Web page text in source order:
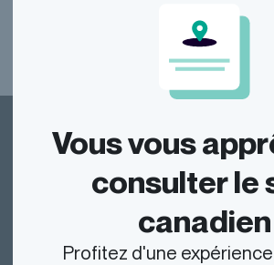
Dragonfly Shipping Canada
Vous vous
consulter le
canadien
Profitez d'une